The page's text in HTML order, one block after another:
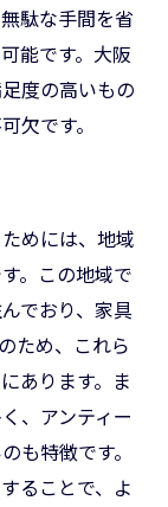
駄な手間を省
能です。大阪
度の高いもの
欠です。
めには、地域
。この地域で
でおり、家具
ため、これら
あります。ま
、アンティー
も特徴です。
ることで、よ